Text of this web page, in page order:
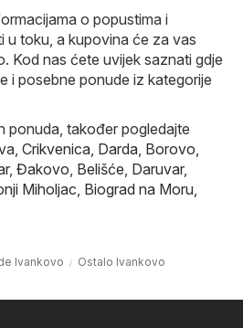
o popustima i
u toku, a kupovina će za vas
Kod nas ćete uvijek saznati gdje
i posebne ponude iz kategorije
ponuda, također pogledajte
Crikvenica Darda Borovo
, Đakovo Belišće Daruvar,
Miholjac Biograd na Moru
Ivankovo Ostalo Ivankovo